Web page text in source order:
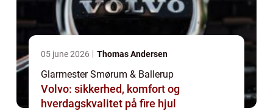
05 june 2026 Thomas Andersen
Glarmester Smørum & Ballerup
Volvo: sikkerhed, komfort og
hverdagskvalitet på fire hjul